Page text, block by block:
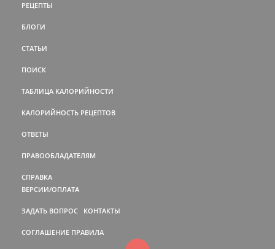
РЕЦЕПТЫ
БЛОГИ
СТАТЬИ
ПОИСК
ТАБЛИЦА КАЛОРИЙНОСТИ
КАЛОРИЙНОСТЬ РЕЦЕПТОВ
ОТВЕТЫ
ПРАВООБЛАДАТЕЛЯМ
СПРАВКА
ВЕРСИИ/ОПЛАТА
ЗАДАТЬ ВОПРОС КОНТАКТЫ
СОГЛАШЕНИЕ ПРАВИЛА